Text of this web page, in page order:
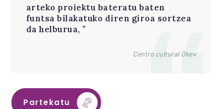
arteko proiektu bateratu baten
funtsa bilakatuko diren giroa sortzea
da helburua,
Centro cultural Okev
Partekatu